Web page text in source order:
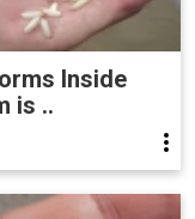
Inside
is ..